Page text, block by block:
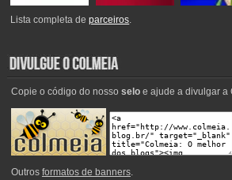
Lista completa deparceiros.
Copie o código do nosso seloe ajude a divulgar a
Outros formatos de banners.